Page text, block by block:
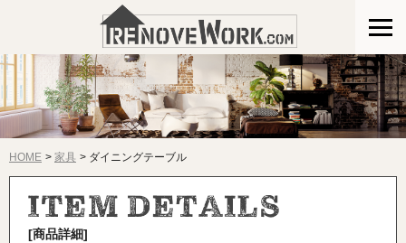
HOME 家具 ダイニングテーブル
[商品詳細]